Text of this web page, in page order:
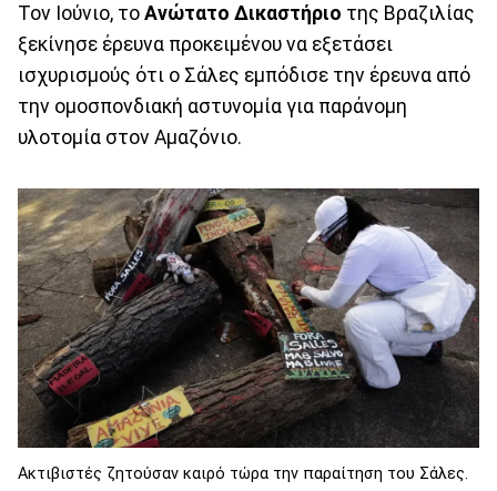
Τον Ιούνιο, το Ανώτατο Δικαστήριο της Βραζιλίας
ξεκίνησε έρευνα προκειμένου να εξετάσει
ισχυρισμούς ότι ο Σάλες εμπόδισε την έρευνα από
την ομοσπονδιακή αστυνομία για παράνομη
υλοτομία στον Αμαζόνιο.
Ακτιβιστές ζητούσαν καιρό τώρα την παραίτηση του Σάλες.